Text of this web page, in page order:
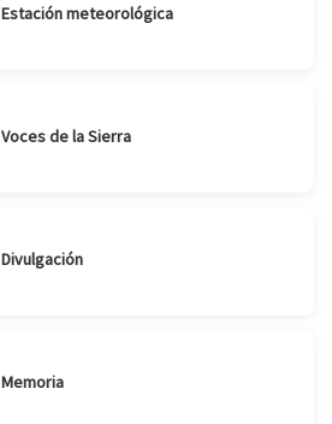
Estación meteorológica
Voces de la Sierra
Divulgación
Memoria